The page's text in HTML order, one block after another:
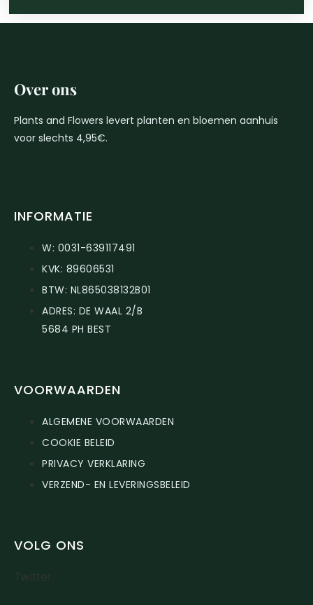
Over ons
Plants and Flowers levert planten en bloemen aanhuis
voor slechts 4,95€.
INFORMATIE
W: 0031-639117491
KVK: 89606531
BTW: NL865038132B01
ADRES: DE WAAL 2/B
5684 PH BEST
VOORWAARDEN
ALGEMENE VOORWAARDEN
COOKIE BELEID
PRIVACY VERKLARING
VERZEND- EN LEVERINGSBELEID
VOLG ONS
Twitter